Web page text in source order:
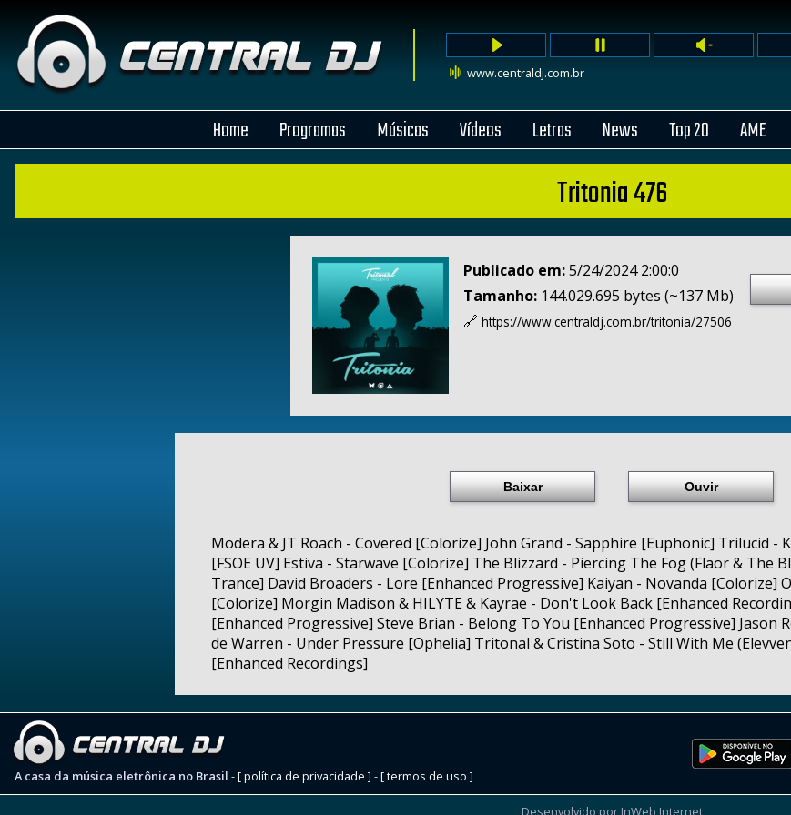
www.centraldj.com.br
Home Programas Músicas Vídeos Letras News Top 20 AME
Tritonia 476
Publicado em: 5/24/2024 2:00:0
Tamanho:144.029.695 bytes (~137 Mb)
🔗 https://www.centraldj.com.br/tritonia/27506
Baixar Ouvir
Modera & JT Roach - Covered [Colorize] John Grand - Sapphire [Euphonic] Trilucid -
[FSOE UV] Estiva - Starwave [Colorize] The Blizzard - Piercing The Fog (Flaor & The
Trance] David Broaders - Lore [Enhanced Progressive] Kaiyan - Novanda [Colorize]
[Colorize] Morgin Madison & HILYTE & Kayrae - Don't Look Back [Enhanced
[Enhanced Progressive] Steve Brian - Belong To You [Enhanced Progressive] Jason
de Warren - Under Pressure [Ophelia] Tritonal & Cristina Soto - Still With Me
[Enhanced Recordings]
A casa da música eletrônica no Brasil -[ política de privacidade ] -[ termos de uso ]
Desenvolvido por InWeb Internet